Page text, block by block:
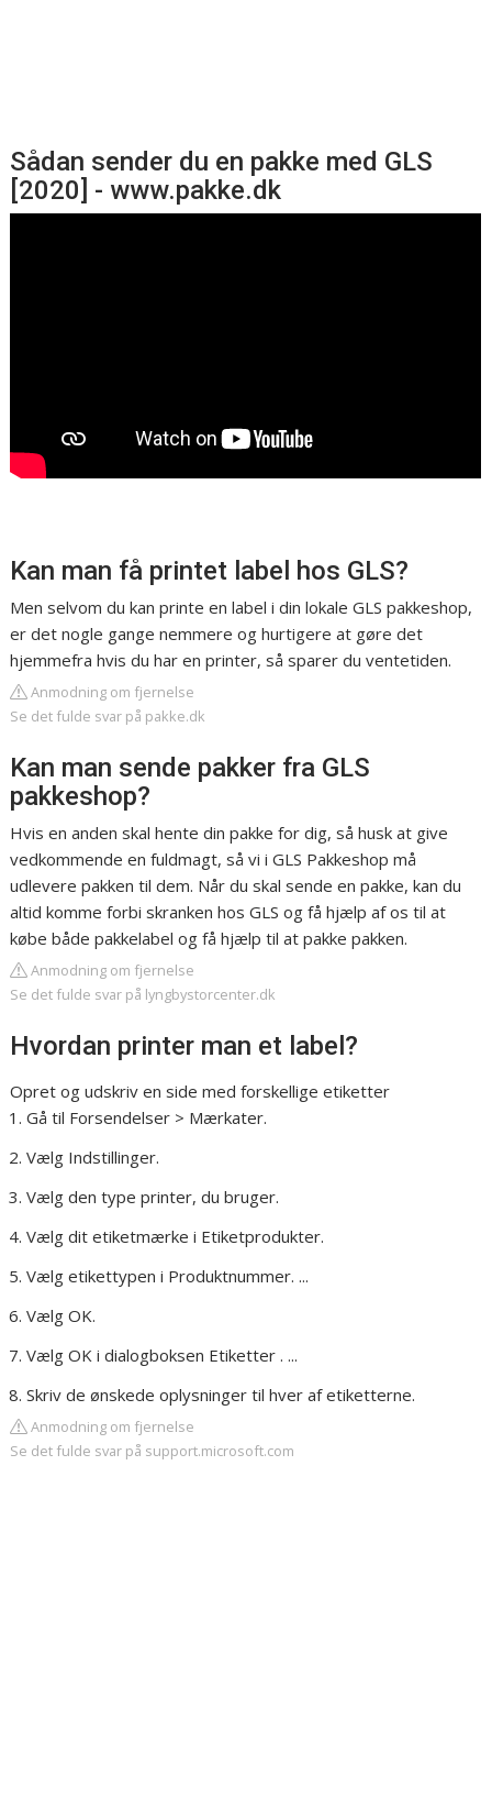
Sådan sender du en pakke med GLS
[2020] - www.pakke.dk
Kan man få printet label hos GLS?
Men selvom du kan printe en label i din lokale GLS pakkeshop,
er det nogle gange nemmere og hurtigere at gøre det
hjemmefra hvis du har en printer, så sparer du ventetiden.
Anmodning om fjernelse
Se det fulde svar på pakke.dk
Kan man sende pakker fra GLS
pakkeshop?
Hvis en anden skal hente din pakke for dig, så husk at give
vedkommende en fuldmagt, så vi i GLS Pakkeshop må
udlevere pakken til dem. Når du skal sende en pakke, kan du
altid komme forbi skranken hos GLS og få hjælp af os til at
købe både pakkelabel og få hjælp til at pakke pakken.
Anmodning om fjernelse
Se det fulde svar på lyngbystorcenter.dk
Hvordan printer man et label?
Opret og udskriv en side med forskellige etiketter
Gå til Forsendelser > Mærkater.
Vælg Indstillinger.
Vælg den type printer, du bruger.
Vælg dit etiketmærke i Etiketprodukter.
Vælg etikettypen i Produktnummer. ...
Vælg OK.
Vælg OK i dialogboksen Etiketter . ...
Skriv de ønskede oplysninger til hver af etiketterne.
Anmodning om fjernelse
Se det fulde svar på support.microsoft.com